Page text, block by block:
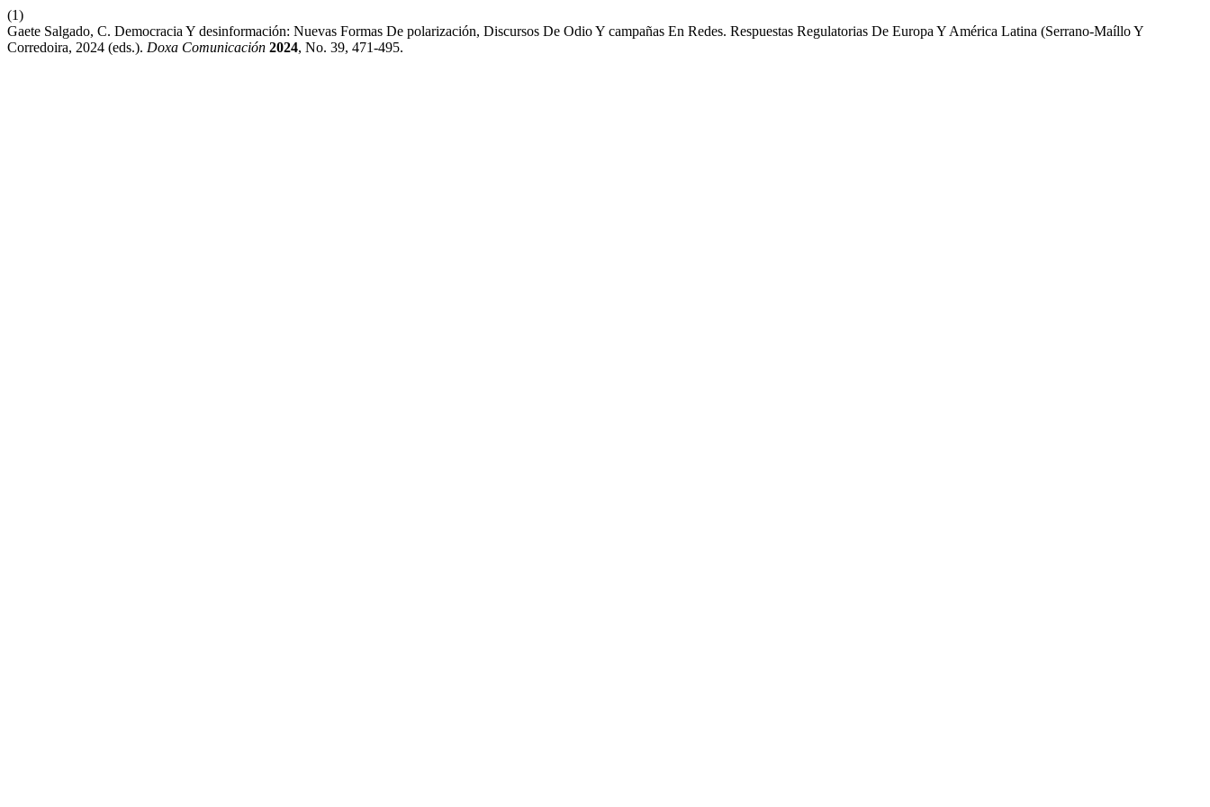
(1)
Gaete Salgado, C. Democracia Y desinformación: Nuevas Formas De polarización, Discursos De Odio Y campañas En Redes. Respuestas Regulatorias De Europa Y América Latina (Serrano-Maíllo Y
Corredoira, 2024 (eds.). Doxa Comunicación 2024, No. 39, 471-495.